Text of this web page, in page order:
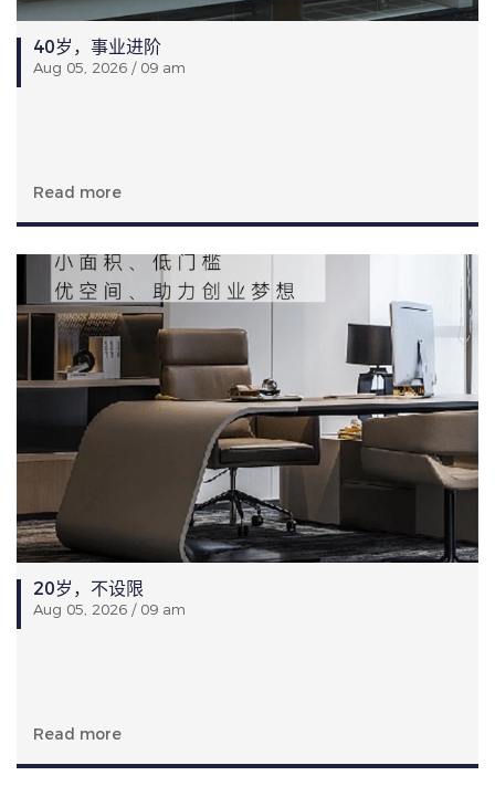
40岁，事业进阶
Aug 05, 2026 / 09 am
Read more
20岁，不设限
Aug 05, 2026 / 09 am
Read more